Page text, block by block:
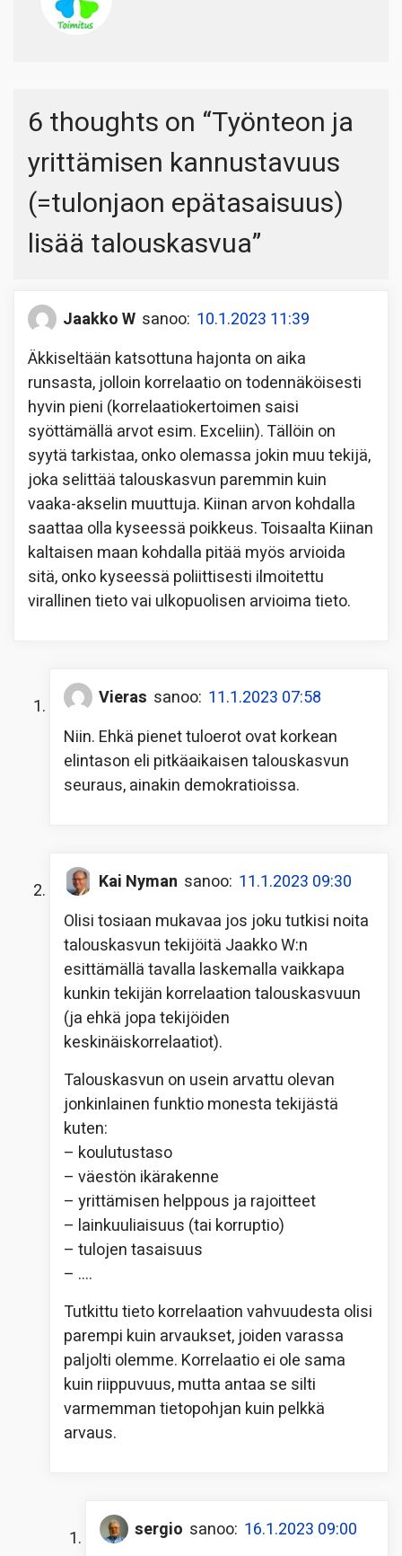
6 thoughts on “Työnteon ja
yrittämisen kannustavuus
(=tulonjaon epätasaisuus)
lisää talouskasvua”
Jaakko W sanoo: 10.1.2023 11:39
Äkkiseltään katsottuna hajonta on aika
runsasta, jolloin korrelaatio on todennäköisesti
hyvin pieni (korrelaatiokertoimen saisi
syöttämällä arvot esim. Exceliin). Tällöin on
syytä tarkistaa, onko olemassa jokin muu tekijä,
joka selittää talouskasvun paremmin kuin
vaaka-akselin muuttuja. Kiinan arvon kohdalla
saattaa olla kyseessä poikkeus. Toisaalta Kiinan
kaltaisen maan kohdalla pitää myös arvioida
sitä, onko kyseessä poliittisesti ilmoitettu
virallinen tieto vai ulkopuolisen arvioima tieto.
Vieras sanoo: 11.1.2023 07:58
Niin. Ehkä pienet tuloerot ovat korkean
elintason eli pitkäaikaisen talouskasvun
seuraus, ainakin demokratioissa.
Kai Nyman sanoo: 11.1.2023 09:30
Olisi tosiaan mukavaa jos joku tutkisi noita
talouskasvun tekijöitä Jaakko W:n
esittämällä tavalla laskemalla vaikkapa
kunkin tekijän korrelaation talouskasvuun
(ja ehkä jopa tekijöiden
keskinäiskorrelaatiot).
Talouskasvun on usein arvattu olevan
jonkinlainen funktio monesta tekijästä
kuten:
– koulutustaso
– väestön ikärakenne
– yrittämisen helppous ja rajoitteet
– lainkuuliaisuus (tai korruptio)
– tulojen tasaisuus
– ….
Tutkittu tieto korrelaation vahvuudesta olisi
parempi kuin arvaukset, joiden varassa
paljolti olemme. Korrelaatio ei ole sama
kuin riippuvuus, mutta antaa se silti
varmemman tietopohjan kuin pelkkä
arvaus.
sergio sanoo: 16.1.2023 09:00